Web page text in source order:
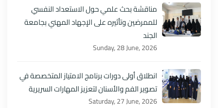
مناقشة بحث علمي حول الاستعداد النفسي
للممرضين وتأثيره على الإجهاد المهني بجامعة
الجند
Sunday, 28 June, 2026
انطلاق أولى دورات برنامج الامتياز المتخصصة في
تصوير الفم والأسنان لتعزيز المهارات السريرية
Saturday, 27 June, 2026